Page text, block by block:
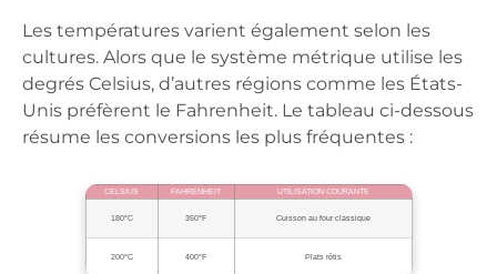
Les températures varient également selon les
cultures. Alors que le système métrique utilise les
degrés Celsius, d’autres régions comme les États-
Unis préfèrent le Fahrenheit. Le tableau ci-dessous
résume les conversions les plus fréquentes :
CELSIUS FAHRENHEIT UTILISATION COURANTE
180°C 350°F Cuisson au four classique
200°C 400°F Plats rôtis